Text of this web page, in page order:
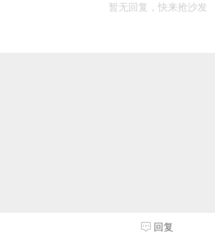
暂无回复，快来抢沙发
回复